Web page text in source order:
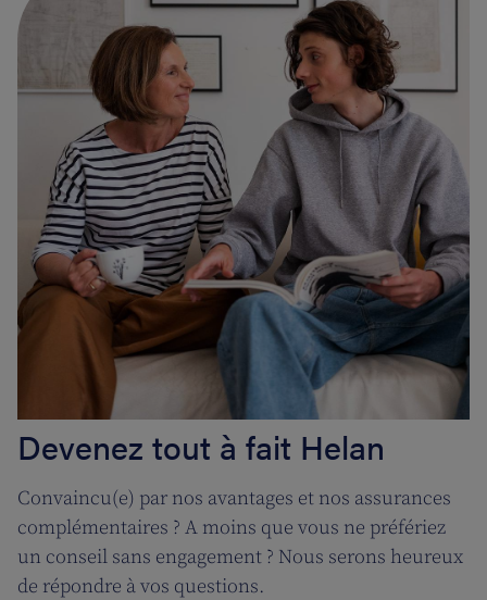
Devenez tout à fait Helan
Convaincu(e) par nos avantages et nos assurances
complémentaires ? A moins que vous ne préfériez
un conseil sans engagement ? Nous serons heureux
de répondre à vos questions.